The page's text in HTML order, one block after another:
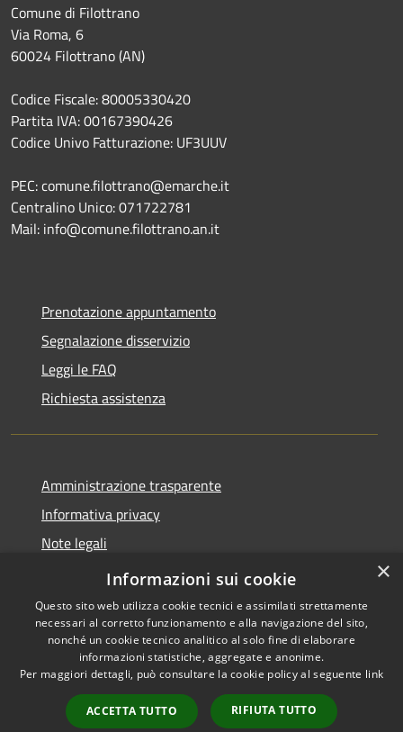
Comune di Filottrano
Via Roma, 6
60024 Filottrano (AN)
Codice Fiscale: 80005330420
Partita IVA: 00167390426
Codice Univo Fatturazione: UF3UUV
PEC: comune.filottrano@emarche.it
Centralino Unico: 071722781
Mail: info@comune.filottrano.an.it
Prenotazione appuntamento
Segnalazione disservizio
Leggi le FAQ
Richiesta assistenza
Amministrazione trasparente
Informativa privacy
Note legali
Dichiarazione di accessibilità
Accessibilità
Copyright © 2026 • Comune di
Filottrano • Powered by
Municipium•
Accesso
×
Informazioni sui cookie
Questo sito web utilizza cookie tecnici e assimilati strettamente
necessari al corretto funzionamento e alla navigazione del sito,
nonché un cookie tecnico analitico al solo fine di elaborare
informazioni statistiche, aggregate e anonime.
Per maggiori dettagli, può consultare la cookie policy al seguente link
ACCETTA TUTTO RIFIUTA TUTTO